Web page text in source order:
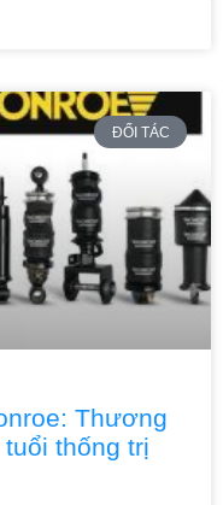
ĐỐI TÁC
Thương
thống trị